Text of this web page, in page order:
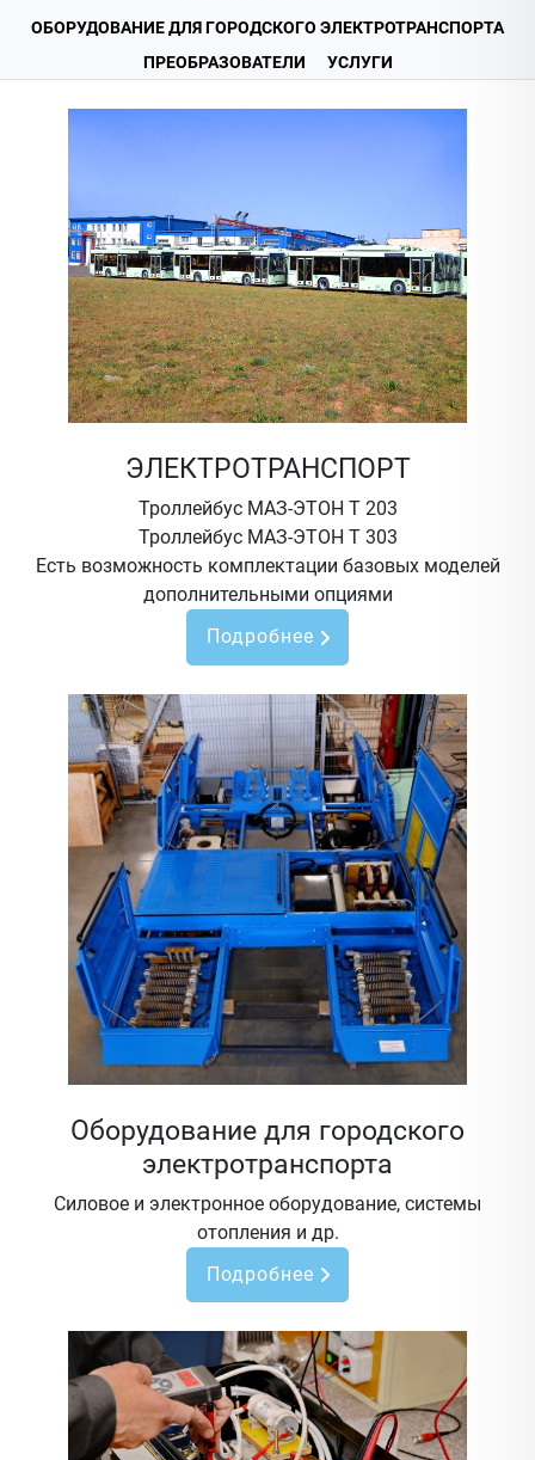
ОБОРУДОВАНИЕ ДЛЯ ГОРОДСКОГО ЭЛЕКТРОТРАНСПОРТА
ПРЕОБРАЗОВАТЕЛИ
УСЛУГИ
ЭЛЕКТРОТРАНСПОРТ
Троллейбус МАЗ-ЭТОН Т 203
Троллейбус МАЗ-ЭТОН Т 303
Есть возможность комплектации базовых моделей
дополнительными опциями
Подробнее
Оборудование для городского
электротранспорта
Силовое и электронное оборудование, системы
отопления и др.
Подробнее